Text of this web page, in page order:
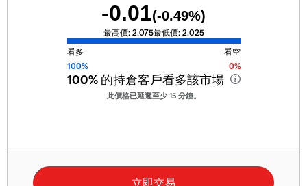
-0.01(-0.49%)
最高價: 2.075最低價: 2.025
看多
看空
100%
0%
100%的持倉客戶看多該市場
此價格已延遲至少 15 分鐘。